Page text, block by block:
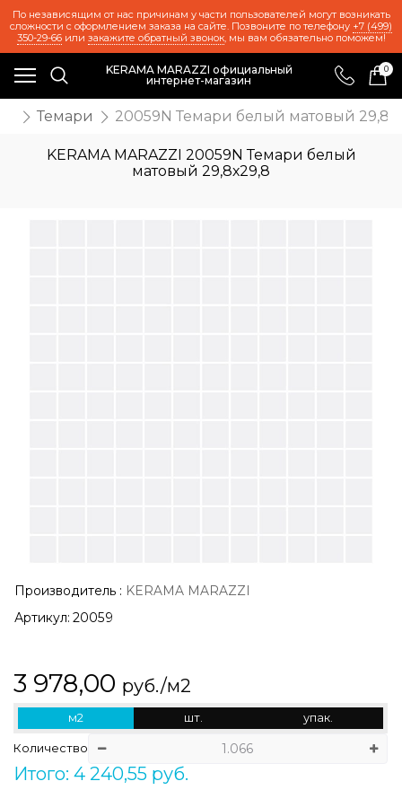
По независящим от нас причинам у части пользователей могут возникать
сложности с оформлением заказа на сайте. Позвоните по телефону +7 (499)
350-29-66или закажите обратный звонок, мы вам обязательно поможем!
KERAMA MARAZZI официальный
интернет-магазин
0
Темари 20059N Темари белый матовый
KERAMA MARAZZI 20059N Темари белый
матовый 29,8х29,8
Производитель : KERAMA MARAZZI
Артикул: 20059
3 978,00 руб./м2
м2 шт. упак.
Количество
Итого: 4 240,55 руб.